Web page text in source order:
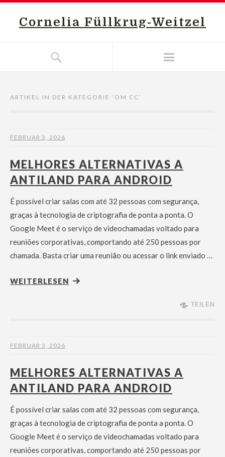
Cornelia Füllkrug-Weitzel
ARTIKEL IN DER KATEGORIE ‘ OM CC ’
FEBRUAR 3, 2026
MELHORES ALTERNATIVAS A
ANTILAND PARA ANDROID
É possível criar salas com até 32 pessoas com segurança,
graças à tecnologia de criptografia de ponta a ponta. O
Google Meet é o serviço de videochamadas voltado para
reuniões corporativas, comportando até 250 pessoas por
chamada. Basta criar uma reunião ou acessar o link enviado …
WEITERLESEN
TEILEN
FEBRUAR 3, 2026
MELHORES ALTERNATIVAS A
ANTILAND PARA ANDROID
É possível criar salas com até 32 pessoas com segurança,
graças à tecnologia de criptografia de ponta a ponta. O
Google Meet é o serviço de videochamadas voltado para
reuniões corporativas, comportando até 250 pessoas por